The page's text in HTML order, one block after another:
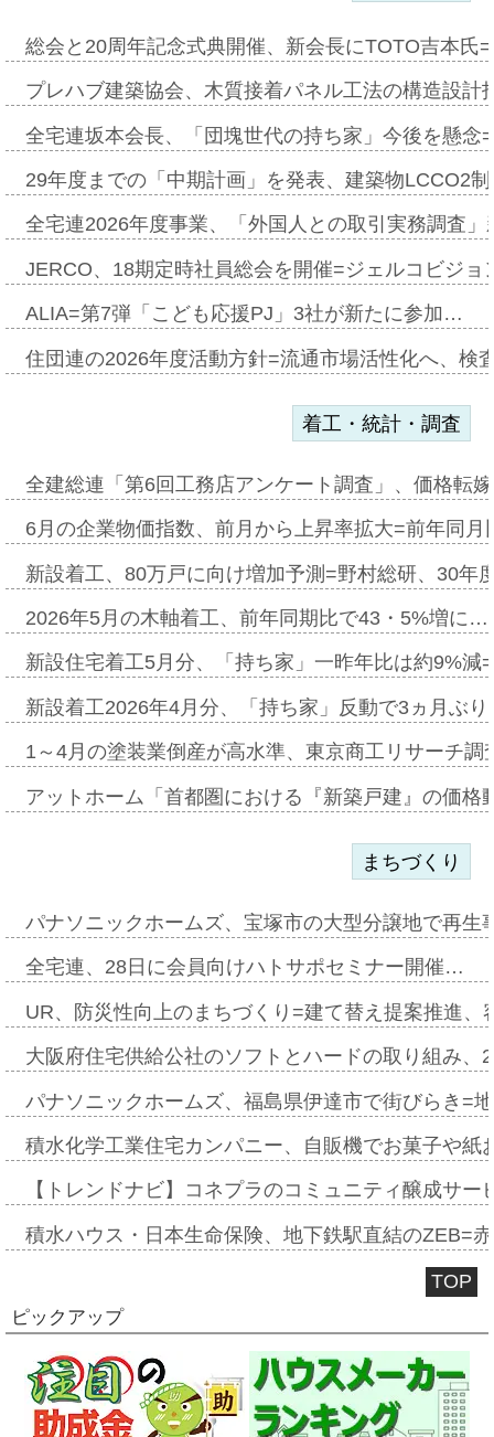
総会と20周年記念式典開催、新会長にTOTO吉本氏
プレハブ建築協会、木質接着パネル工法の構造設
全宅連坂本会長、「団塊世代の持ち家」今後を懸
29年度までの「中期計画」を発表、建築物LCCO2
全宅連2026年度事業、「外国人との取引実務調査
JERCO、18期定時社員総会を開催=ジェルコビジ
ALIA=第7弾「こども応援PJ」3社が新たに参加…
住団連の2026年度活動方針=流通市場活性化へ、検
着工・統計・調査
全建総連「第6回工務店アンケート調査」、価格転
6月の企業物価指数、前月から上昇率拡大=前年同
新設着工、80万戸に向け増加予測=野村総研、30年
2026年5月の木軸着工、前年同期比で43・5%増に…
新設住宅着工5月分、「持ち家」一昨年比は約9%
新設着工2026年4月分、「持ち家」反動で3ヵ月ぶ
1～4月の塗装業倒産が高水準、東京商工リサーチ
アットホーム「首都圏における『新築戸建』の価
まちづくり
パナソニックホームズ、宝塚市の大型分譲地で再
全宅連、28日に会員向けハトサポセミナー開催…
UR、防災性向上のまちづくり=建て替え提案推進
大阪府住宅供給公社のソフトとハードの取り組み
パナソニックホームズ、福島県伊達市で街びらき=
積水化学工業住宅カンパニー、自販機でお菓子や
【トレンドナビ】コネプラのコミュニティ醸成サ
積水ハウス・日本生命保険、地下鉄駅直結のZEB=
TOP
ピックアップ